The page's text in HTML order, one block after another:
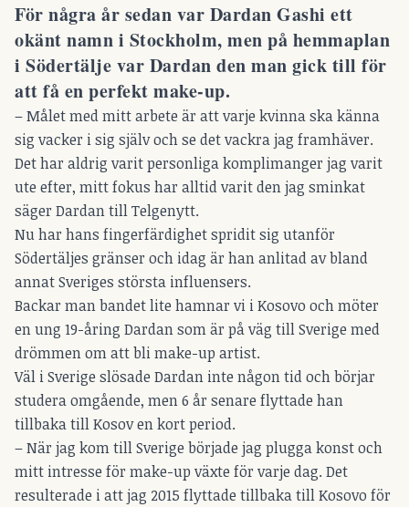
För några år sedan var Dardan Gashi ett
okänt namn i Stockholm, men på hemmaplan
i Södertälje var Dardan den man gick till för
att få en perfekt make-up.
– Målet med mitt arbete är att varje kvinna ska känna
sig vacker i sig själv och se det vackra jag framhäver.
Det har aldrig varit personliga komplimanger jag varit
ute efter, mitt fokus har alltid varit den jag sminkat
säger Dardan till Telgenytt.
Nu har hans fingerfärdighet spridit sig utanför
Södertäljes gränser och idag är han anlitad av bland
annat Sveriges största influensers.
Backar man bandet lite hamnar vi i Kosovo och möter
en ung 19-åring Dardan som är på väg till Sverige med
drömmen om att bli make-up artist.
Väl i Sverige slösade Dardan inte någon tid och börjar
studera omgående, men 6 år senare flyttade han
tillbaka till Kosov en kort period.
– När jag kom till Sverige började jag plugga konst och
mitt intresse för make-up växte för varje dag. Det
resulterade i att jag 2015 flyttade tillbaka till Kosovo för